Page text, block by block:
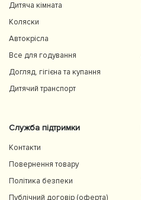
Дитяча кімната
Коляски
Автокрісла
Все для годування
Догляд, гігієна та купання
Дитячий транспорт
Служба підтримки
Контакти
Повернення товару
Політика безпеки
Публічний договір (оферта)